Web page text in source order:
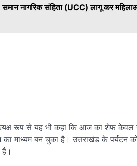
समान नागरिक संहिता (UCC) लागू कर
रूप से यह भी कहा कि आज का शेफ केवल
माध्यम बन चुका है। उत्तराखंड के पर्यटन